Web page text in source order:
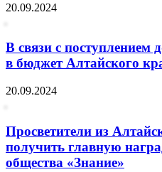
20.09.2024
В связи с поступлением
в бюджет Алтайского
20.09.2024
Просветители из
получить главную
общества «Знание»